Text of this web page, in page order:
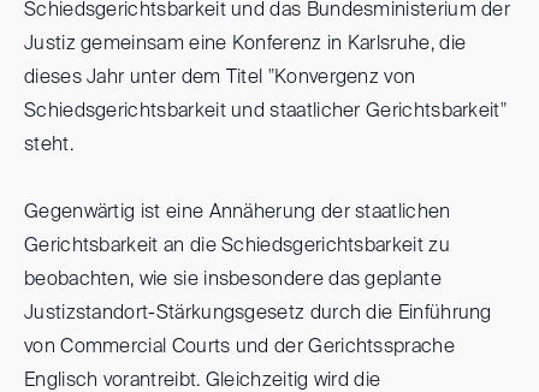
Schiedsgerichtsbarkeit und das Bundesministerium der
Justiz gemeinsam eine Konferenz in Karlsruhe, die
dieses Jahr unter dem Titel "Konvergenz von
Schiedsgerichtsbarkeit und staatlicher Gerichtsbarkeit"
steht.
Gegenwärtig ist eine Annäherung der staatlichen
Gerichtsbarkeit an die Schiedsgerichtsbarkeit zu
beobachten, wie sie insbesondere das geplante
Justizstandort-Stärkungsgesetz durch die Einführung
von Commercial Courts und der Gerichtssprache
Englisch vorantreibt. Gleichzeitig wird die